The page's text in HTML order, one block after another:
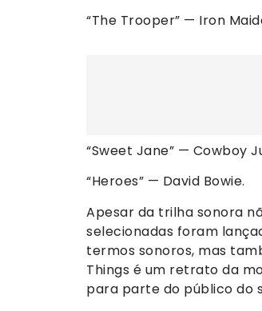
“The Trooper” — Iron
“Sweet Jane” — Cowboy
“Heroes” — David Bowie.
Apesar da trilha sonora
selecionadas foram
termos sonoros, mas
Things é um retrato da
para parte do público do